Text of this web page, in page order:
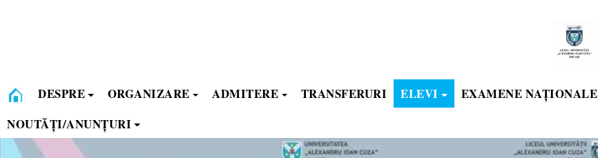
ACASĂ
DESPRE ORGANIZARE ADMITERE TRANSFERURI ELEVI EXAMENE NAȚIONALE
NOUTĂȚI/ANUNȚURI